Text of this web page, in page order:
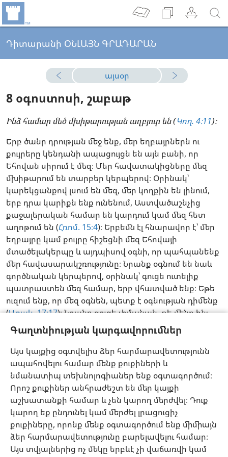
Գաղտնիության կարգավորումներ
Այս կայքից օգտվելիս ձեր հարմարավետությունն
ապահովելու համար մենք քուքիների և
նմանատիպ տեխնոլոգիաներ ենք օգտագործում։
Որոշ քուքիներ անհրաժեշտ են մեր կայքի
աշխատանքի համար և չեն կարող մերժվել։ Դուք
կարող եք ընդունել կամ մերժել լրացուցիչ
քուքիները, որոնք մենք օգտագործում ենք միմիայն
ձեր հարմարավետությունը բարելավելու համար։
Այս տվյալներից ոչ մեկը երբևէ չի վաճառվի կամ
Դիտարանի ՕՆԼԱՅՆ ԳՐԱԴԱՐԱՆ
այսօր
8 օգոստոսի, շաբաթ
Ինձ համար մեծ մխիթարության աղբյուր են (Կող. 4։11)։
Երբ ծանր դրության մեջ ենք, մեր եղբայրներն ու
քույրերը կենդանի ապացույցն են այն բանի, որ
Եհովան սիրում է մեզ։ Մեր հավատակիցները մեզ
մխիթարում են տարբեր կերպերով։ Օրինակ՝
կարեկցանքով լսում են մեզ, մեր կողքին են լինում,
երբ դրա կարիքն ենք ունենում, Աստվածաշնչից
քաջալերական համար են կարդում կամ մեզ հետ
աղոթում են (Հռոմ. 15։4)։ Երբեմն էլ հնարավոր է՝ մեր
եղբայրը կամ քույրը հիշեցնի մեզ Եհովայի
մտածելակերպը և այդպիսով օգնի, որ պահպանենք
մեր հավասարակշռությունը։ Նրանք օգնում են նաև
գործնական կերպերով, օրինակ՝ գուցե ուտելիք
պատրաստեն մեզ համար, երբ վհատված ենք։ Եթե
ուզում ենք, որ մեզ օգնեն, պետք է օգնության դիմենք
(Առակ. 17։17)։ Նրանք գուցե չիմանան, թե մենք ինչ
ենք զգում և ինչի կարիք ունենք (
Առակ. 14։10
խոսիր հոգևորապես հասուն ընկերներիդ հետ և
ասա, թե ինչի կարիք ունես։ Գուցե որոշես այդ մասին
պատմել մեկ կամ երկու երեցի, ում հետ քեզ ազատ
ես զգում։ Որոշ քույրեր հարմար են գտնում խոսել
հոգևորապես հասուն որևէ քրոջ հետ։w24.10
պրբ. 15-16
Աստվածաշունչը քննենք ամեն օր 2026
Հայերեն ուղարկել հղումը Կարգավորումներ
Copyright© 2026 Watch Tower Bible and Tract Society of Pennsylvania